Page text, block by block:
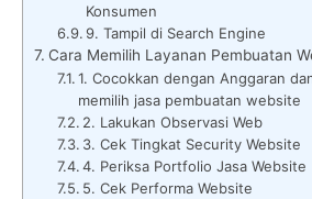
Konsumen
9. Tampil di Search Engine
Cara Memilih Layanan Pembuatan
1. Cocokkan dengan Anggaran
memilih jasa pembuatan website
2. Lakukan Observasi Web
3. Cek Tingkat Security Website
4. Periksa Portfolio Jasa Website
5. Cek Performa Website